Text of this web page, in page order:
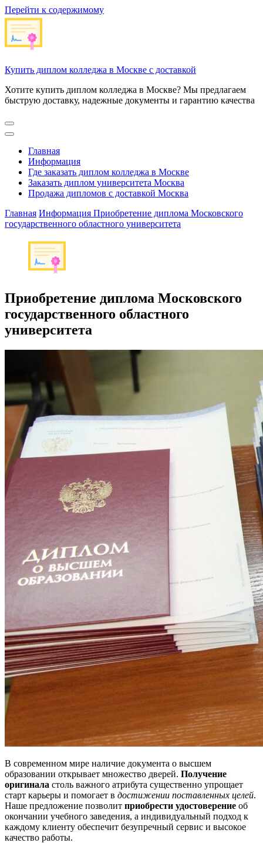
Перейти к содержимому
Купить диплом колледжа в Москве с доставкой
Хотите купить диплом колледжа в Москве? Мы предлагаем
быструю доставку, надежные документы и гарантию качества
Главная
Информация
Где заказать диплом колледжа в Москве
Заказать диплом университета Москва
Продажа дипломов с доставкой Москва
Главная Информация Приобретение диплома Московского
государственного областного университета
Приобретение диплома Московского
государственного областного
университета
В современном мире наличие документа о высшем
образовании открывает множество дверей. Получение
оригинала столь важного атрибута существенно упрощает
старт карьеры и помогает в достижении поставленных целей.
Наше предложение позволит приобрести удостоверение об
окончании учебного заведения, а индивидуальный подход к
каждому клиенту обеспечит безупречный сервис и высокое
качество работы.